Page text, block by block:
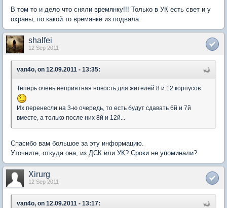
В том то и дело что сняли времянку!!! Только в УК есть свет и у
охраны, по какой то времянке из подвала.
shalfei
12 Sep 2011
van4o, on 12.09.2011 - 13:35:
Теперь очень неприятная новость для жителей 8 и 12 корпусов
Их перенесли на 3-ю очередь, то есть будут сдавать 6й и 7й
вместе, а только после них 8й и 12й...
Спасибо вам большое за эту информацию.
Уточните, откуда она, из ДСК или УК? Сроки не упоминали?
Xirurg
12 Sep 2011
van4o, on 12.09.2011 - 13:17: